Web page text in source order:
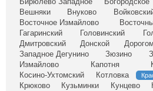
Вешняки
Внуково
Восточное Измайлово
Гагаринский
Головинский
Дмитровский
Донской
Западное Дегунино
Зюзино
Измайлово
Капотня
Косино-Ухтомский
Котловка
Крюково
Кузьминки Кунцево